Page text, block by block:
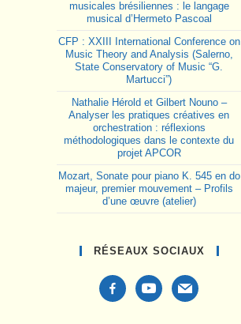
musicales brésiliennes : le langage
musical d’Hermeto Pascoal
CFP : XXIII International Conference on
Music Theory and Analysis (Salerno,
State Conservatory of Music “G.
Martucci”)
Nathalie Hérold et Gilbert Nouno –
Analyser les pratiques créatives en
orchestration : réflexions
méthodologiques dans le contexte du
projet APCOR
Mozart, Sonate pour piano K. 545 en do
majeur, premier mouvement – Profils
d’une œuvre (atelier)
RÉSEAUX SOCIAUX
facebook-
alt
youtubemail